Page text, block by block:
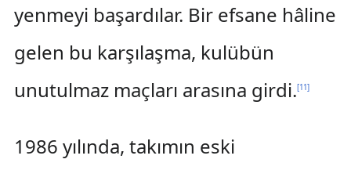
yenmeyi başardılar. Bir efsane hâline
gelen bu karşılaşma, kulübün
unutulmaz maçları arasına girdi.[11]
1986 yılında, takımın eski